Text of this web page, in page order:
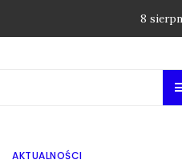
8
AKTUALNOŚCI